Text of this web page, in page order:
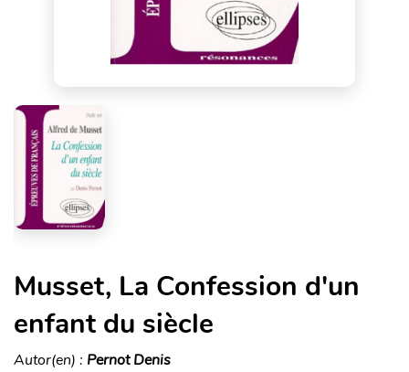
Musset, La Confession d'un
enfant du siècle
Autor(en) : Pernot Denis